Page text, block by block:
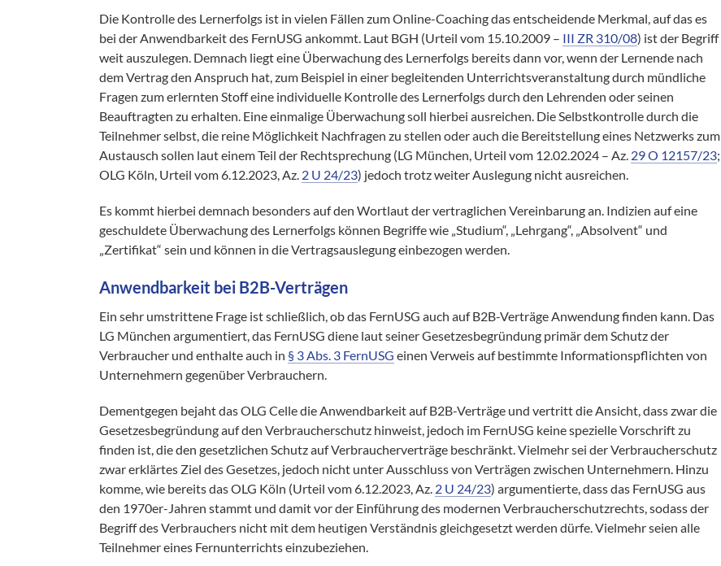
Die Kontrolle des Lernerfolgs ist in vielen Fällen zum Online-Coaching das entscheidende Merkmal, auf das es
bei der Anwendbarkeit des FernUSG ankommt. Laut BGH (Urteil vom 15.10.2009 – III ZR 310/08) ist der Begriff
weit auszulegen. Demnach liegt eine Überwachung des Lernerfolgs bereits dann vor, wenn der Lernende nach
dem Vertrag den Anspruch hat, zum Beispiel in einer begleitenden Unterrichtsveranstaltung durch mündliche
Fragen zum erlernten Stoff eine individuelle Kontrolle des Lernerfolgs durch den Lehrenden oder seinen
Beauftragten zu erhalten. Eine einmalige Überwachung soll hierbei ausreichen. Die Selbstkontrolle durch die
Teilnehmer selbst, die reine Möglichkeit Nachfragen zu stellen oder auch die Bereitstellung eines Netzwerks zum
Austausch sollen laut einem Teil der Rechtsprechung (LG München, Urteil vom 12.02.2024 – Az. 29 O 12157/23;
OLG Köln, Urteil vom 6.12.2023, Az. 2 U 24/23) jedoch trotz weiter Auslegung nicht ausreichen.
Es kommt hierbei demnach besonders auf den Wortlaut der vertraglichen Vereinbarung an. Indizien auf eine
geschuldete Überwachung des Lernerfolgs können Begriffe wie „Studium“, „Lehrgang“, „Absolvent“ und
„Zertifikat“ sein und können in die Vertragsauslegung einbezogen werden.
Anwendbarkeit bei B2B-Verträgen
Ein sehr umstrittene Frage ist schließlich, ob das FernUSG auch auf B2B-Verträge Anwendung finden kann. Das
LG München argumentiert, das FernUSG diene laut seiner Gesetzesbegründung primär dem Schutz der
Verbraucher und enthalte auch in § 3 Abs. 3 FernUSG einen Verweis auf bestimmte Informationspflichten von
Unternehmern gegenüber Verbrauchern.
Dementgegen bejaht das OLG Celle die Anwendbarkeit auf B2B-Verträge und vertritt die Ansicht, dass zwar die
Gesetzesbegründung auf den Verbraucherschutz hinweist, jedoch im FernUSG keine spezielle Vorschrift zu
finden ist, die den gesetzlichen Schutz auf Verbraucherverträge beschränkt. Vielmehr sei der Verbraucherschutz
zwar erklärtes Ziel des Gesetzes, jedoch nicht unter Ausschluss von Verträgen zwischen Unternehmern. Hinzu
komme, wie bereits das OLG Köln (Urteil vom 6.12.2023, Az. 2 U 24/23) argumentierte, dass das FernUSG aus
den 1970er-Jahren stammt und damit vor der Einführung des modernen Verbraucherschutzrechts, sodass der
Begriff des Verbrauchers nicht mit dem heutigen Verständnis gleichgesetzt werden dürfe. Vielmehr seien alle
Teilnehmer eines Fernunterrichts einzubeziehen.